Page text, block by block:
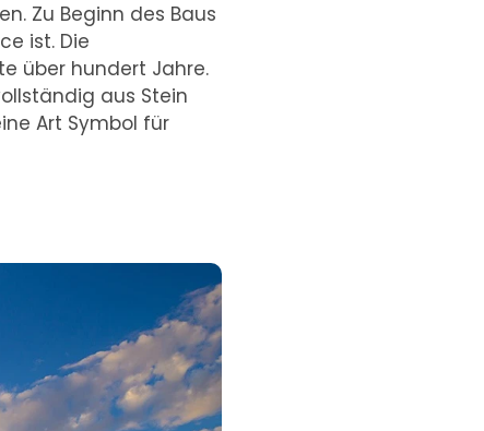
Zu Beginn des Baus
ist. Die
über hundert Jahre.
aus Stein
Art Symbol für